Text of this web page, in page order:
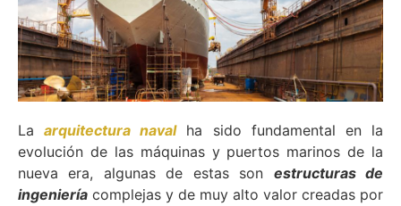
Laarquitectura naval ha sido fundamental en la
evolución de las máquinas y puertos marinos de la
nueva era, algunas de estas son estructuras de
ingeniería complejas y de muy alto valor creadas por